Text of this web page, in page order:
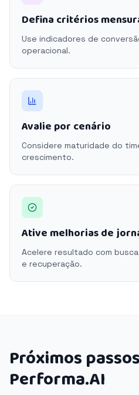
Defina critérios
Use indicadores de
operacional.
Avalie por cenário
Considere maturidade do
crescimento.
Ative melhorias de
Acelere resultado com
e recuperação.
Próximos
Performa.AI